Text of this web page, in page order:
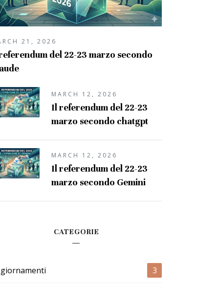
21, 2026
del 22-23 marzo secondo
MARCH 12, 2026
Il referendum del 22-23
marzo secondo chatgpt
MARCH 12, 2026
Il referendum del 22-23
marzo secondo Gemini
CATEGORIE
3